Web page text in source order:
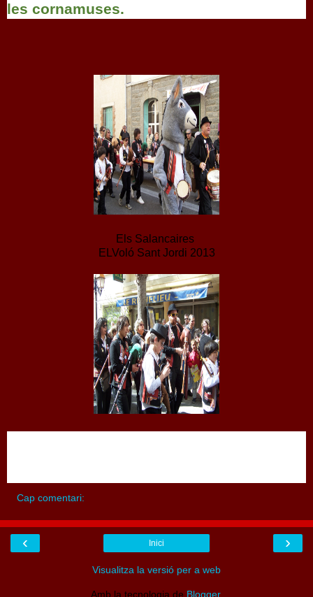
les cornamuses.
Els Salancaires
ELVoló Sant Jordi 2013
Cap comentari:
‹ ›
Inici
Visualitza la versió per a web
Amb la tecnologia de Blogger.